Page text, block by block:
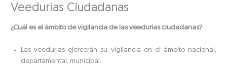
Veedurías Ciudadanas
¿Cuál es el ámbito de vigilancia de las veedurías ciudadanas?
Las veedurías ejercerán su vigilancia en el ámbito nacional,
departamental, municipal.